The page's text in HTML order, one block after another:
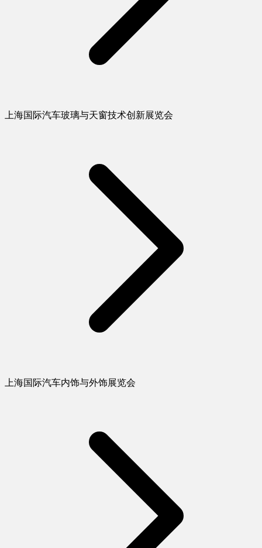
上海国际汽车玻璃与天窗技术创新展览会
上海国际汽车内饰与外饰展览会